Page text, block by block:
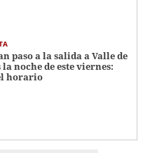
paso a la salida a Valle de
la noche de este viernes:
horario